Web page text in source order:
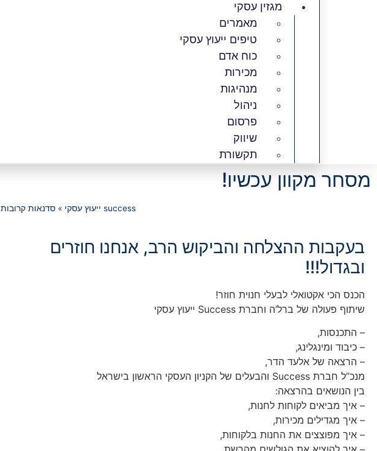
מגזין עסקי
מאמרים
טיפים ייעוץ עסקי
כוח אדם
מכירות
מנהיגות
ניהול
פרסום
שיווק
תקשורת
מסחר מקוון עכשיו!
success ייעוץ עסקי »סדנאות קרובות
בעקבות ההצלחה והביקוש הרב, אנחנו חוזרים
ובגדול!!!
הכנס הכי אקטואלי לבעלי חנוית חוזר!
שיתוף פעולה של ברל’ה וחברת Success ייעוץ עסקי
– התכנסות,
– כיבוד ומינגלינג,
– הרצאה של אלעד הדר,
מנכ”ל חברת Success והבעלים של הקניון העסקי הראשון בישראל
בין הנושאים בהרצאה:
– איך מביאים לקוחות לחנות,
– איך מגדילים מכירות,
– איך מפוצצים את החנות בלקוחות,